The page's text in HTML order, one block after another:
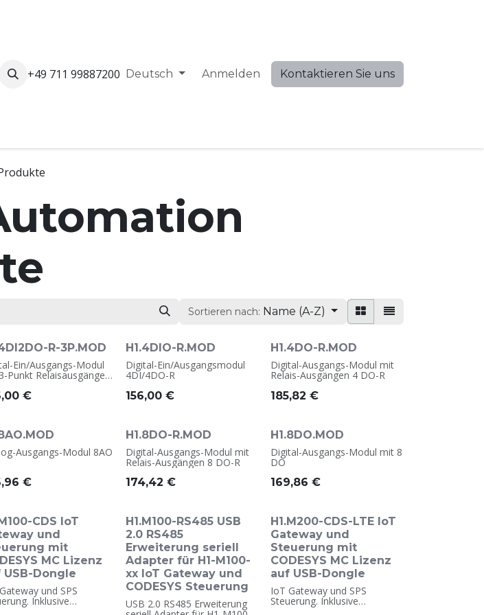
+49 711 99887200 Deutsch Anmelden Kontaktieren Sie uns
Sortieren nach: Name (A-Z)
R-3P.MOD
Ein/Ausgangs-Modul
Punkt Relaisausgängen
€
H1.4DIO-R.MOD
Digital-Ein/Ausgangsmodul
4DI/4DO-R
156,00 €
H1.4DO-R.MOD
Digital-Ausgangs-Modul mit
Relais-Ausgängen 4 DO-R
185,82 €
Ausgangs-Modul 8AO
€
H1.8DO-R.MOD
Digital-Ausgangs-Modul mit
Relais-Ausgängen 8 DO-R
174,42 €
H1.8DO.MOD
Digital-Ausgangs-Modul mit 8
DO
169,86 €
CDS IoT
und
mit
MC Lizenz
USB-Dongle
und SPS
Inklusive
MC SL Lizenz auf
H1.M100-RS485 USB
2.0 RS485
Erweiterung seriell
Adapter für H1-M100-
xx IoT Gateway und
CODESYS Steuerung
USB 2.0 RS485 Erweiterung
H1.M200-CDS-LTE IoT
Gateway und
Steuerung mit
CODESYS MC Lizenz
auf USB-Dongle
IoT Gateway und SPS
Steuerung. Inklusive
CODESYS MC SL Lizenz auf